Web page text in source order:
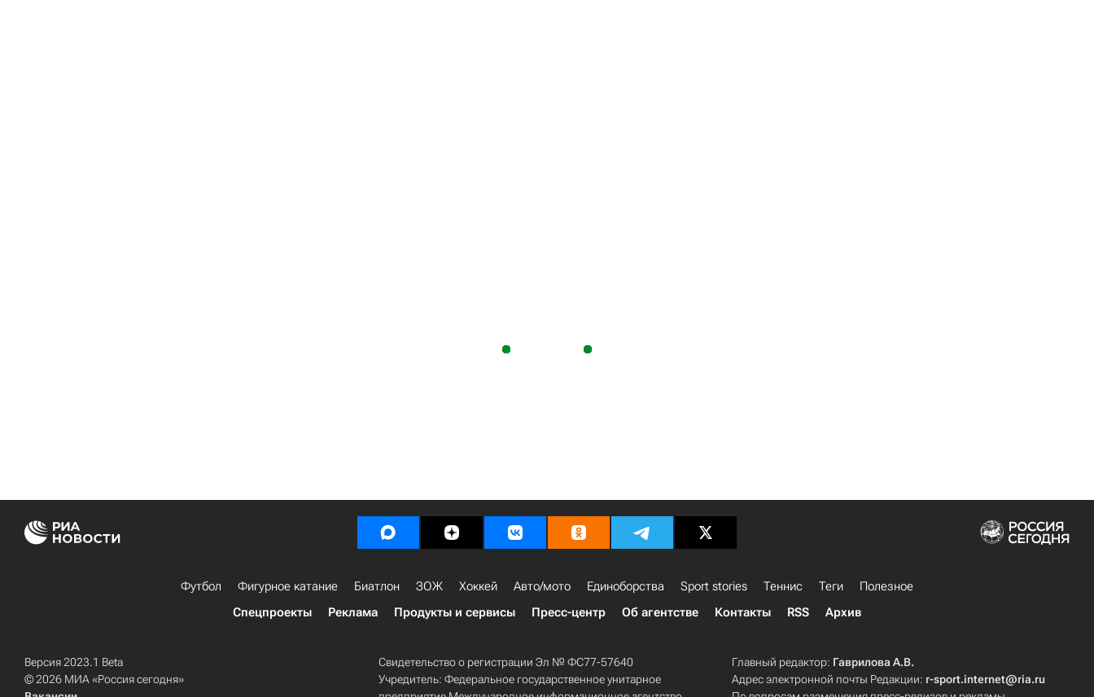
Футбол Фигурное катание Биатлон ЗОЖ Хоккей Авто/мото Единоборства Sport stories Теннис Теги
Полезное
Спецпроекты
Реклама Продукты и сервисы Пресс-центр Об агентстве Контакты RSS Архив
Версия 2023.1 Beta
© 2026 МИА «Россия сегодня»
Свидетельство о регистрации Эл № ФС77-57640
Учредитель: Федеральное государственное унитарное
Главный редактор: Гаврилова А.В.
Адрес электронной почты Редакции: r-sport.internet@ria.ru